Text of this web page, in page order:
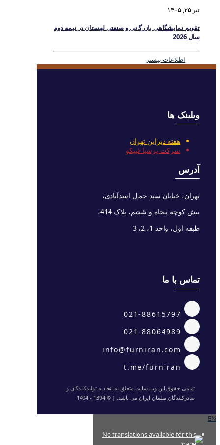
تیر ۲۵, ۱۴۰۵
تقویم نمایشگاهی بازرگانی و صنعتی لهستان در نیمه دوم
سال 2026
اطلاعات بیشتر
وبلینک ها
هفته دیزاین تهران
شرکت پرشیا فیپکو
آدرس
تهران، خیابان سید جمال اسدآبادی،
نبش کوچه پنجاه و ششم، پلاک 414،
طبقه اول، واحد 1، 2، 3
تماس با ما
تمامی حقوق این وب سایت متعلق به اتحادیه تولیدکنندگان و
صادرکنندگان مبلمان ایران می باشد. | © 1394 - 1404
EN
No translations available for this